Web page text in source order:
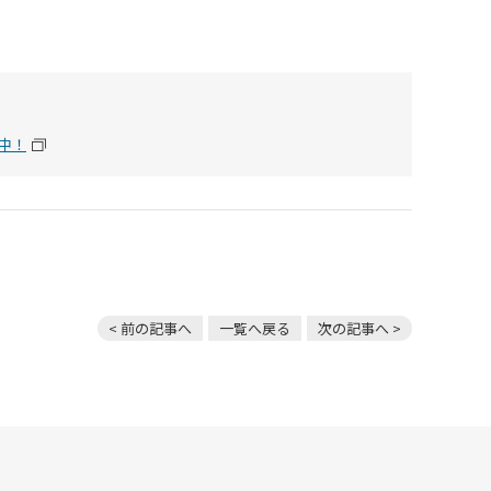
！
< 前の記事へ 一覧へ戻る 次の記事へ >